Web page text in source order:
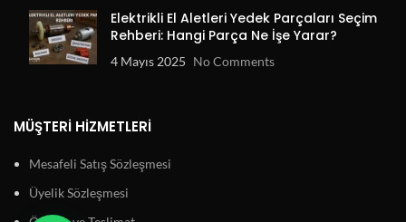
Elektrikli El Aletleri Yedek Parçaları Seçim
Rehberi: Hangi Parça Ne İşe Yarar?
4 Mayıs 2025 No Comments
MÜŞTERI HIZMETLERI
Mesafeli Satış Sözleşmesi
Üyelik Sözleşmesi